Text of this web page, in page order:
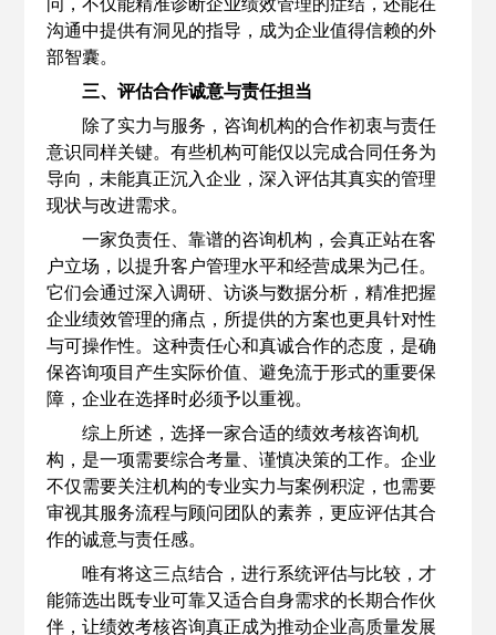
问，不仅能精准诊断企业绩效管理的症结，还能在
沟通中提供有洞见的指导，成为企业值得信赖的外
部智囊。
三、评估合作诚意与责任担当
除了实力与服务，咨询机构的合作初衷与责任
意识同样关键。有些机构可能仅以完成合同任务为
导向，未能真正沉入企业，深入评估其真实的管理
现状与改进需求。
一家负责任、靠谱的咨询机构，会真正站在客
户立场，以提升客户管理水平和经营成果为己任。
它们会通过深入调研、访谈与数据分析，精准把握
企业绩效管理的痛点，所提供的方案也更具针对性
与可操作性。这种责任心和真诚合作的态度，是确
保咨询项目产生实际价值、避免流于形式的重要保
障，企业在选择时必须予以重视。
综上所述，选择一家合适的绩效考核咨询机
构，是一项需要综合考量、谨慎决策的工作。企业
不仅需要关注机构的专业实力与案例积淀，也需要
审视其服务流程与顾问团队的素养，更应评估其合
作的诚意与责任感。
唯有将这三点结合，进行系统评估与比较，才
能筛选出既专业可靠又适合自身需求的长期合作伙
伴，让绩效考核咨询真正成为推动企业高质量发展